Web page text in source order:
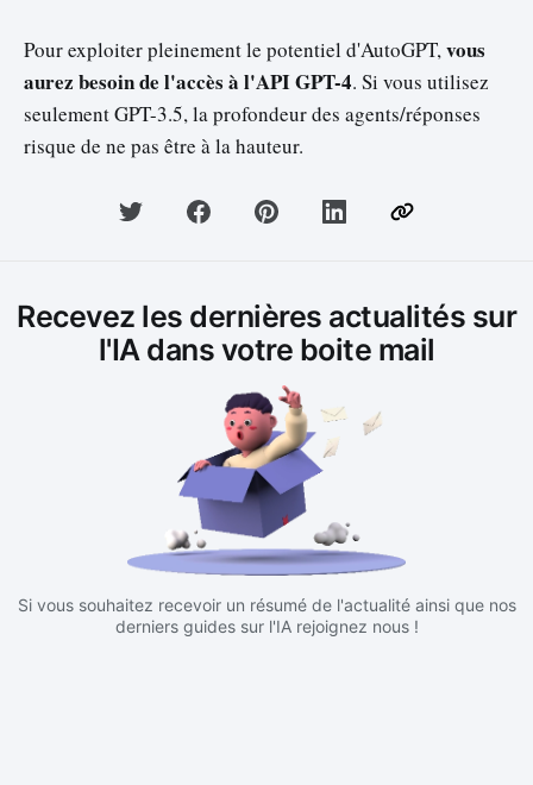
Pour exploiter pleinement le potentiel d'AutoGPT,vous
aurez besoin de l'accès à l'API GPT-4. Si vous utilisez
seulement GPT-3.5, la profondeur des agents/réponses
risque de ne pas être à la hauteur.
Recevez les dernières actualités sur
l'IA dans votre boite mail
Si vous souhaitez recevoir un résumé de l'actualité ainsi que nos
derniers guides sur l'IA rejoignez nous !